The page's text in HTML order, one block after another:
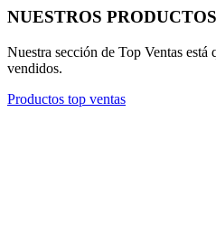
NUESTROS
Nuestra sección de Top Ventas está
vendidos.
Productos top ventas